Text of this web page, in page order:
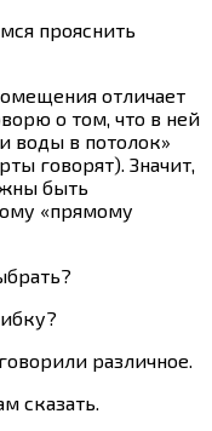
прояснить
отличает
о том, что в ней
воды в потолок»
говорят). Значит,
быть
«прямому
различное.
сказать.